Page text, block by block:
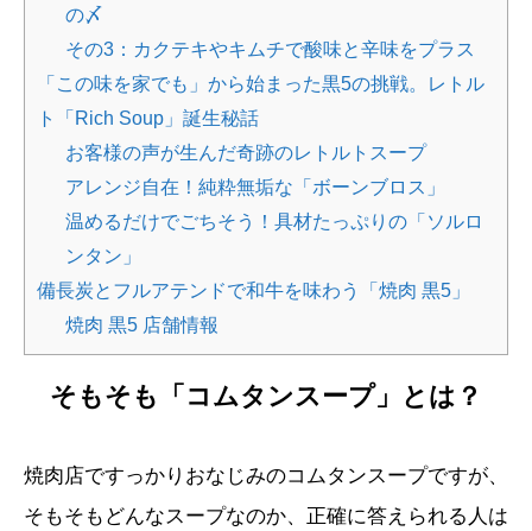
の〆
その3：カクテキやキムチで酸味と辛味をプラス
「この味を家でも」から始まった黒5の挑戦。レトル
ト「Rich Soup」誕生秘話
お客様の声が生んだ奇跡のレトルトスープ
アレンジ自在！純粋無垢な「ボーンブロス」
温めるだけでごちそう！具材たっぷりの「ソルロ
ンタン」
備長炭とフルアテンドで和牛を味わう「焼肉 黒5」
焼肉 黒5 店舗情報
そもそも「コムタンスープ」とは？
焼肉店ですっかりおなじみのコムタンスープですが、
そもそもどんなスープなのか、正確に答えられる人は